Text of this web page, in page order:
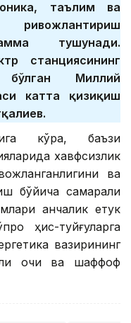
таълим ва
тушунади.
станциясининг
Миллий
катта қизиқиш
кўра, баъзи
хавфсизлик
ва
бўйича самарали
қанчалик етук
ҳис-туйғуларга
вазирининг
очиқ ва шаффоф